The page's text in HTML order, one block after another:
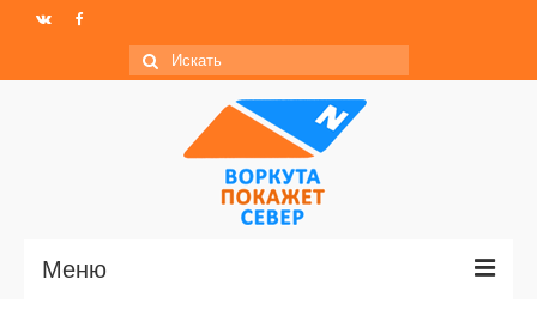
Искать:
Меню